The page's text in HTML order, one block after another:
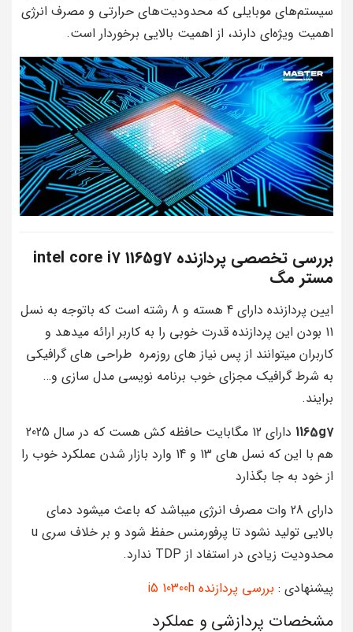
سیستم‌های موبایلی که محدودیت‌های حرارتی و مصرف انرژی
اهمیت ویژه‌ای دارند، از اهمیت بالایی برخوردار است.
بررسی تخصصی پردازنده intel core i7 1165g7
مستر مگ
ایین پردازنده دارای 4 هسته و 8 رشته است که باتوجه به نسل
11 بودن این پردازنده قدرت خوبی را به کاربر ارائه میدهد و
کاربران میتوانند از پس نیاز های روزمره طراحی های گرافیکی
به شرط گرافیک مجزای خوب برنامه نویسی مدل سازی و…
برایند.
1165g7
دارای 12 مگابایت حافظه کش هست که در سال 2025
هم با این که نسل های 13 و 14 وارد بازار شدن عملکرد خوب را
از خود به جا بگذارد
دارای 28 وات مصرف انرژی میباشد که باعث میشود دمای
بالایی تولید نشود تا پرفورمنس حفظ شود و بر خلاف سری u
محدودیت زیادی در استفاد از TDP ندارد.
پیشنهادی : بررسی پردازنده i5 10300h
مشخصات پردازشی و عملکرد